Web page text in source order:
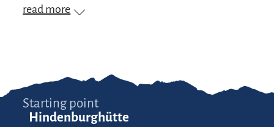
read more
Starting point
Hindenburghütte